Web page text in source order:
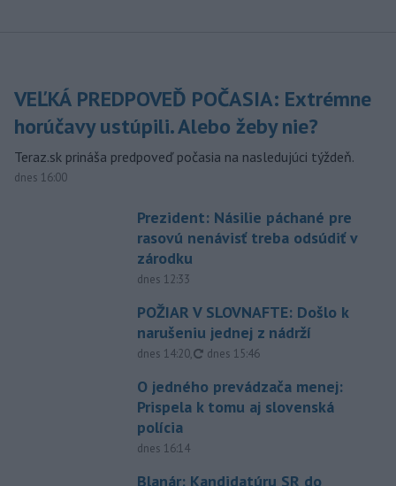
VEĽKÁ PREDPOVEĎ POČASIA: Extrémne
horúčavy ustúpili. Alebo žeby nie?
Teraz.sk prináša predpoveď počasia na nasledujúci týždeň.
dnes 16:00
Prezident: Násilie páchané pre
rasovú nenávisť treba odsúdiť v
zárodku
dnes 12:33
POŽIAR V SLOVNAFTE: Došlo k
narušeniu jednej z nádrží
dnes 14:20, aktualizované
dnes 15:46
O jedného prevádzača menej:
Prispela k tomu aj slovenská
polícia
dnes 16:14
Blanár: Kandidatúru SR do